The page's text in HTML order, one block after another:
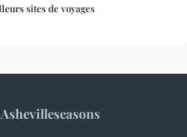
sites de voyages
Ashevilleseasons